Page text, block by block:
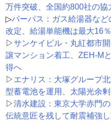
万件突破、全国約800社の協
▷パーパス：ガス給湯器など
改定、給湯単能機は最大16
▷サンケイビル・丸紅都市
譲マンション着工、ZEH-M
得へ
▷ エナリス：大塚グループ
型蓄電池を運用、太陽光余
▷清水建設：東京大学赤門
伝統意匠を残して耐震補強